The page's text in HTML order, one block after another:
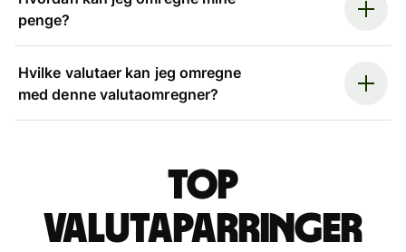
penge?
Hvilke valutaer kan jeg omregne
med denne valutaomregner?
Top
valutaparringer